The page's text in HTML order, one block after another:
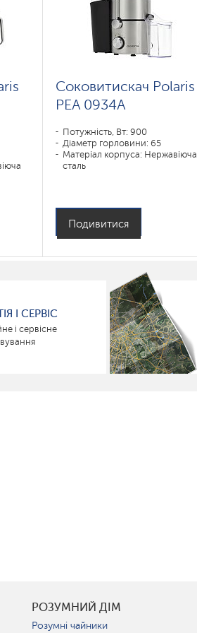
Соковитискач Polaris
PEA 0934A
Потужність, Вт: 900
Діаметр горловини: 65
Матеріал корпуса: Нержавіюча
сталь
Подивитися
І СЕРВІС
і сервісне
РОЗУМНИЙ ДІМ
Розумні чайники